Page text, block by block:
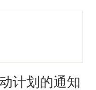
计划的通知